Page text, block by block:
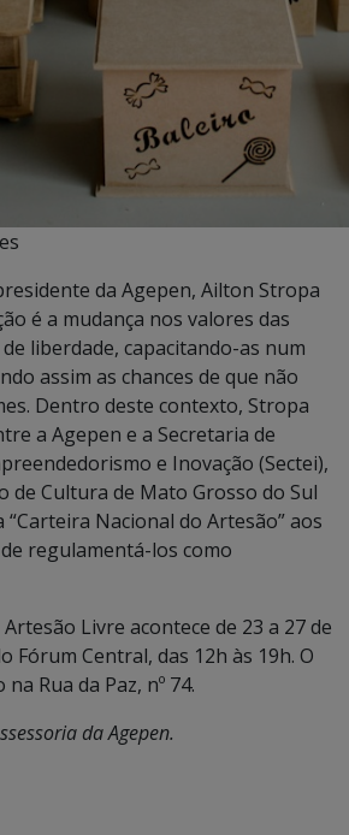
da Agepen, Ailton Stropa
é a mudança nos valores das
liberdade, capacitando-as num
assim as chances de que não
Dentro deste contexto, Stropa
a Agepen e a Secretaria de
e Inovação (Sectei),
de Cultura de Mato Grosso do Sul
“Carteira Nacional do Artesão” aos
regulamentá-los como
Artesão Livre acontece de 23 a 27 de
Fórum Central, das 12h às 19h. O
Rua da Paz, nº 74.
da Agepen.